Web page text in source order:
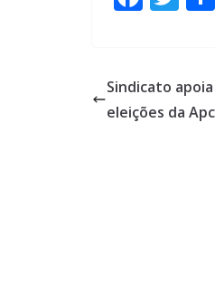
b
o
er
Sindicato
eleições da